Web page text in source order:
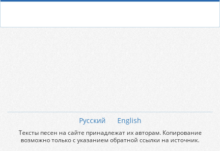
Русский English
Тексты песен на сайте принадлежат их авторам. Копирование
возможно только с указанием обратной ссылки на источник.